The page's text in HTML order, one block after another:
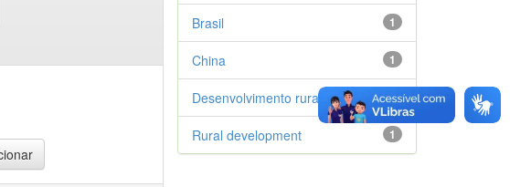
1
Brasil
1
China
1
Desenvolvimento rural
1
Rural development